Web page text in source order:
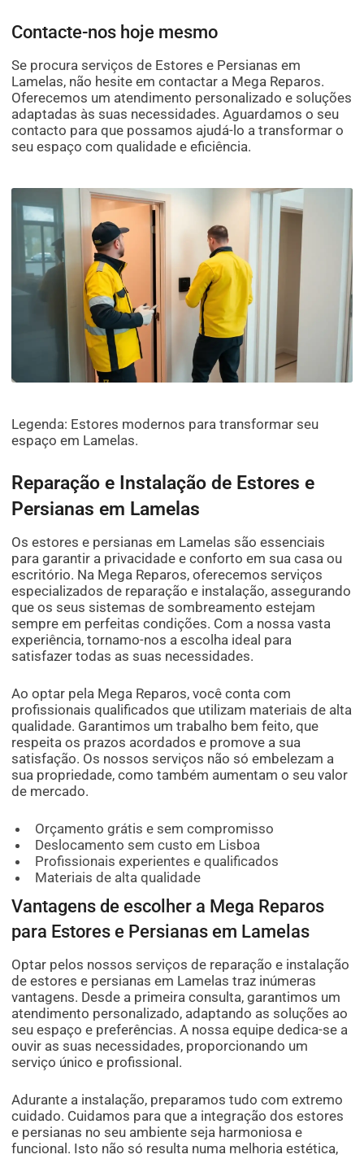
Contacte-nos hoje mesmo
Se procura serviços de Estores e Persianas em
Lamelas, não hesite em contactar a Mega Reparos.
Oferecemos um atendimento personalizado e soluções
adaptadas às suas necessidades. Aguardamos o seu
contacto para que possamos ajudá-lo a transformar o
seu espaço com qualidade e eficiência.
Legenda: Estores modernos para transformar seu
espaço em Lamelas.
Reparação e Instalação de Estores e
Persianas em Lamelas
Os estores e persianas em Lamelas são essenciais
para garantir a privacidade e conforto em sua casa ou
escritório. Na Mega Reparos, oferecemos serviços
especializados de reparação e instalação, assegurando
que os seus sistemas de sombreamento estejam
sempre em perfeitas condições. Com a nossa vasta
experiência, tornamo-nos a escolha ideal para
satisfazer todas as suas necessidades.
Ao optar pela Mega Reparos, você conta com
profissionais qualificados que utilizam materiais de alta
qualidade. Garantimos um trabalho bem feito, que
respeita os prazos acordados e promove a sua
satisfação. Os nossos serviços não só embelezam a
sua propriedade, como também aumentam o seu valor
de mercado.
Orçamento grátis e sem compromisso
Deslocamento sem custo em Lisboa
Profissionais experientes e qualificados
Materiais de alta qualidade
Vantagens de escolher a Mega Reparos
para Estores e Persianas em Lamelas
Optar pelos nossos serviços de reparação e instalação
de estores e persianas em Lamelas traz inúmeras
vantagens. Desde a primeira consulta, garantimos um
atendimento personalizado, adaptando as soluções ao
seu espaço e preferências. A nossa equipe dedica-se a
ouvir as suas necessidades, proporcionando um
serviço único e profissional.
Adurante a instalação, preparamos tudo com extremo
cuidado. Cuidamos para que a integração dos estores
e persianas no seu ambiente seja harmoniosa e
funcional. Isto não só resulta numa melhoria estética,